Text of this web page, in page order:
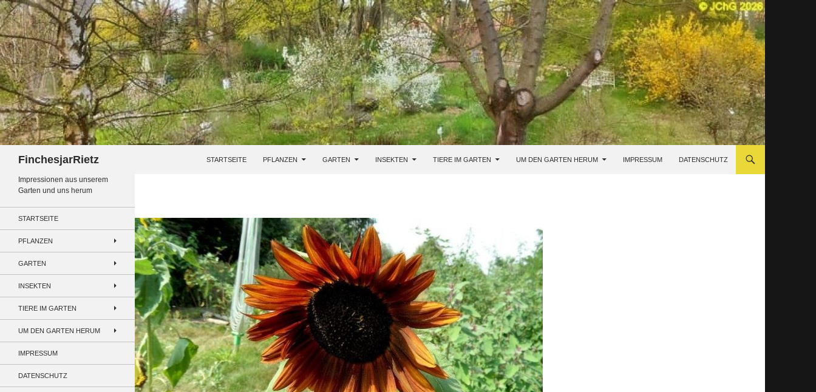
Zum
Inhalt
springen
FinchesjarRietz STARTSEITE PFLANZEN GARTEN INSEKTEN TIERE IM GARTEN UM DEN GARTEN HERUM IMPRESSUM DATENSCHUTZ
Impressionen aus unserem
Garten und uns herum
STARTSEITE
PFLANZEN
GARTEN
INSEKTEN
TIERE IM GARTEN
UM DEN GARTEN HERUM
IMPRESSUM
DATENSCHUTZ